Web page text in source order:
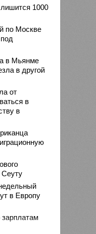
1000
по Москве
в Мьянме
в другой
от
в
в
Сеуту
в Европу